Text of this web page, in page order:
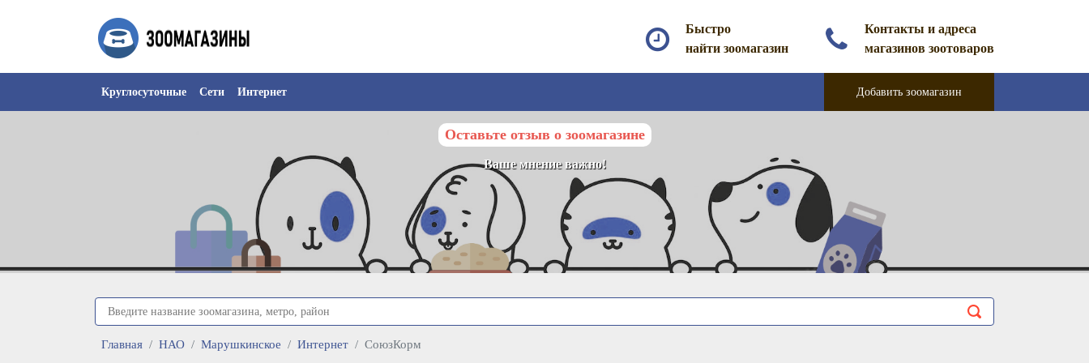
Быстро
найти зоомагазин
Контакты и адреса
магазинов зоотоваров
Круглосуточные Сети Интернет Добавить зоомагазин
Оставьте отзыв о зоомагазине
Ваше мнение важно!
Главная НАО Марушкинское Интернет СоюзКорм